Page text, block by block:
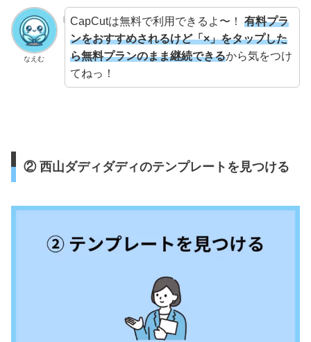
なえむ
CapCutは無料で利用できるよ〜！ 有料プラ
ンをおすすめされるけど「×」をタップした
ら無料プランのまま継続できるから気をつけ
てねっ！
② 西山ダディダディのテンプレートを見つける